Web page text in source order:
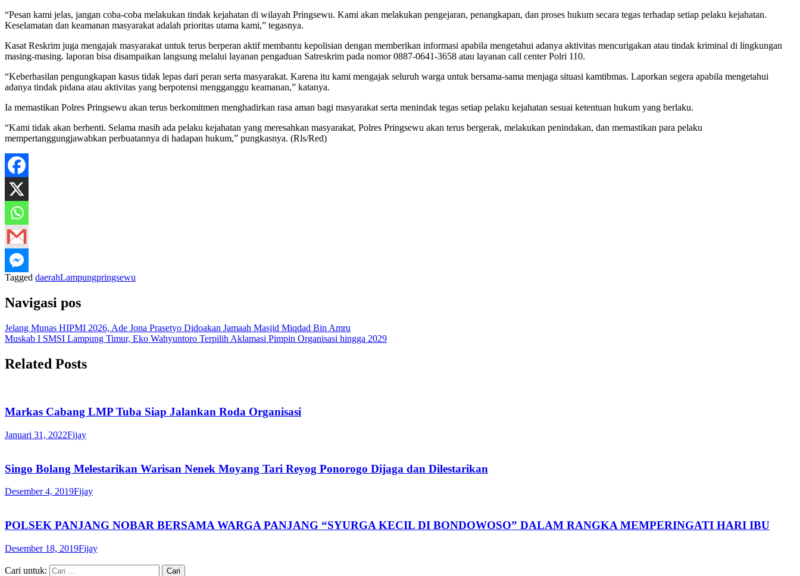
“Pesan kami jelas, jangan coba-coba melakukan tindak kejahatan di wilayah Pringsewu. Kami akan melakukan pengejaran, penangkapan, dan proses hukum secara tegas terhadap setiap pelaku kejahatan.
Keselamatan dan keamanan masyarakat adalah prioritas utama kami,” tegasnya.
Kasat Reskrim juga mengajak masyarakat untuk terus berperan aktif membantu kepolisian dengan memberikan informasi apabila mengetahui adanya aktivitas mencurigakan atau tindak kriminal di lingkungan
masing-masing. laporan bisa disampaikan langsung melalui layanan pengaduan Satreskrim pada nomor 0887-0641-3658 atau layanan call center Polri 110.
“Keberhasilan pengungkapan kasus tidak lepas dari peran serta masyarakat. Karena itu kami mengajak seluruh warga untuk bersama-sama menjaga situasi kamtibmas. Laporkan segera apabila mengetahui
adanya tindak pidana atau aktivitas yang berpotensi mengganggu keamanan,” katanya.
Ia memastikan Polres Pringsewu akan terus berkomitmen menghadirkan rasa aman bagi masyarakat serta menindak tegas setiap pelaku kejahatan sesuai ketentuan hukum yang berlaku.
“Kami tidak akan berhenti. Selama masih ada pelaku kejahatan yang meresahkan masyarakat, Polres Pringsewu akan terus bergerak, melakukan penindakan, dan memastikan para pelaku
mempertanggungjawabkan perbuatannya di hadapan hukum,” pungkasnya. (Rls/Red)
Tagged daerahLampungpringsewu
Navigasi pos
Jelang Munas HIPMI 2026, Ade Jona Prasetyo Didoakan Jamaah Masjid Miqdad Bin Amru
Muskab I SMSI Lampung Timur, Eko Wahyuntoro Terpilih Aklamasi Pimpin Organisasi hingga 2029
Related Posts
Markas Cabang LMP Tuba Siap Jalankan Roda Organisasi
Januari 31, 2022Fijay
Singo Bolang Melestarikan Warisan Nenek Moyang Tari Reyog Ponorogo Dijaga dan Dilestarikan
Desember 4, 2019Fijay
POLSEK PANJANG NOBAR BERSAMA WARGA PANJANG “SYURGA KECIL DI BONDOWOSO” DALAM RANGKA MEMPERINGATI HARI IBU
Desember 18, 2019Fijay
Cari untuk: